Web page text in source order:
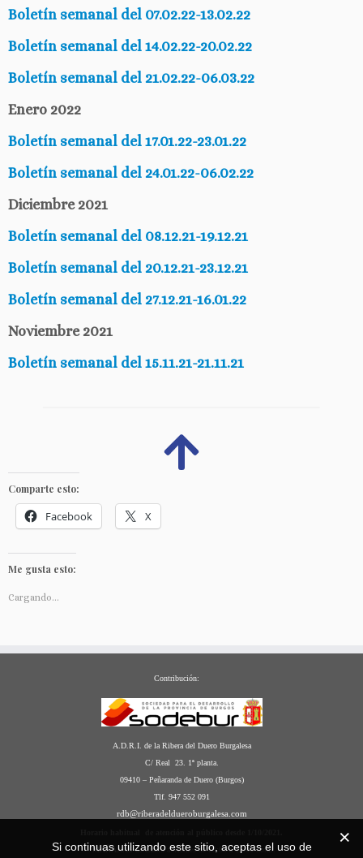
Boletín semanal del 07.02.22-13.02.22
Boletín semanal del 14.02.22-20.02.22
Boletín semanal del 21.02.22-06.03.22
Enero 2022
Boletín semanal del 17.01.22-23.01.22
Boletín semanal del 24.01.22-06.02.22
Diciembre 2021
Boletín semanal del 08.12.21-19.12.21
Boletín semanal del 20.12.21-23.12.21
Boletín semanal del 27.12.21-16.01.22
Noviembre 2021
Boletín semanal del 15.11.21-21.11.21
Comparte esto:
Facebook X
Me gusta esto:
Cargando...
Contribución:
A.D.R.I. de la Ribera del Duero Burgalesa
C/ Real 23. 1ª planta.
09410 – Peñaranda de Duero (Burgos)
Tlf. 947 552 091
rdb@riberadeldueroburgalesa.com
*MAÑANASde Lunes a Viernes de 08:00 a 15:00 horas.
Si continuas utilizando este sitio, aceptas el uso de